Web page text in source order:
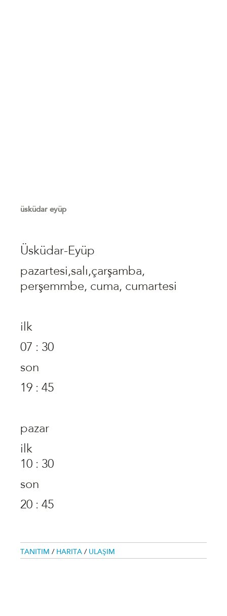
üsküdar eyüp
Üsküdar-Eyüp
pazartesi,salı,çarşamba,
perşemmbe, cuma, cumartesi
ilk
07 : 30
son
19 : 45
pazar
ilk
10 : 30
son
20 : 45
TANITIM / HARITA / ULAŞIM